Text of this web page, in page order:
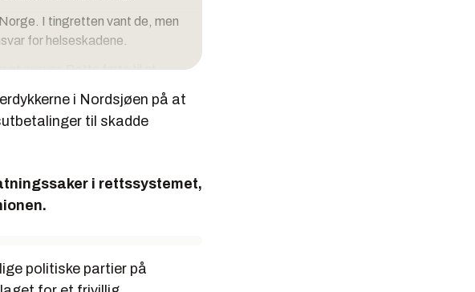
I tingretten vant de, men
for helseskadene.
et ansvar. Dette førte til at
og ble tilkjent
som kom til at staten ikke
i Nordsjøen på at
til skadde
i rettssystemet,
politiske partier på